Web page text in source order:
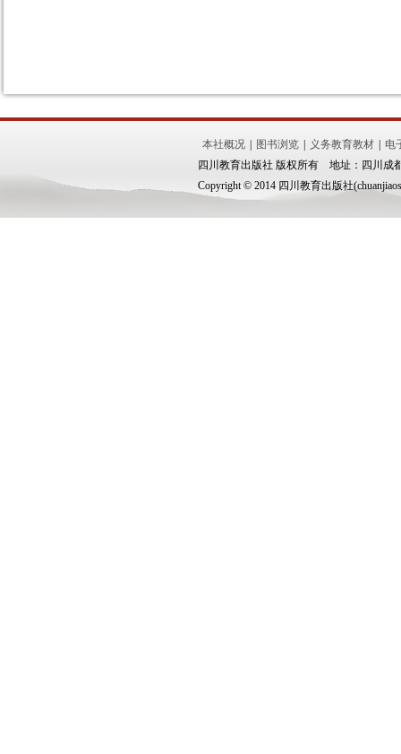
本社概况 图书浏览 义务教育教材
电
四川教育出版社 版权所有 地址：四川成
Copyright © 2014 四川教育出版社